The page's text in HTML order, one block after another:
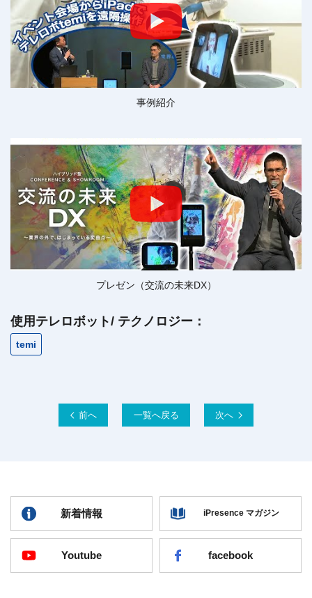
事例紹介
プレゼン（交流の未来DX）
使用テレロボット/ テクノロジー：
temi
前へ 一覧へ戻る 次へ
新着情報 iPresence マガジン
Youtube facebook